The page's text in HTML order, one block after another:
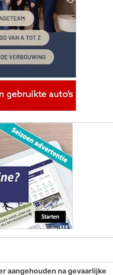
aangehouden na gevaarlijke